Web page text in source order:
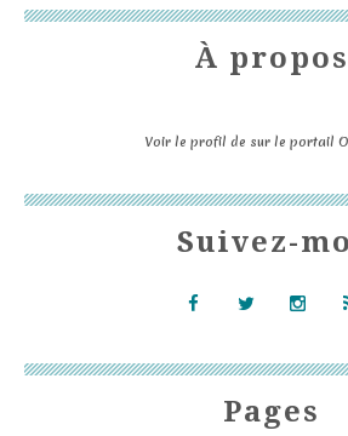
Pages
Suivez-
À propos
Voir le profil de sur le portail